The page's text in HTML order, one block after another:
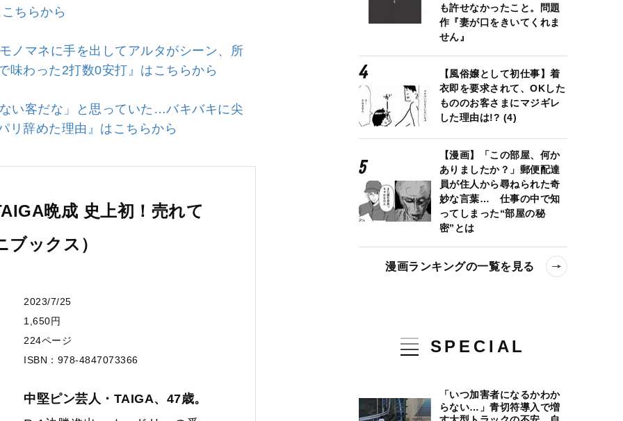
ちらから
ノマネに手を出してアルタがシーン、所
わった2打数0安打』はこちらから
い客だな」と思っていた…バキバキに尖
リ辞めた理由』はこちらから
晩成 史上初！売れて
ックス）
2023/7/25
1,650円
224ページ
ISBN：978-4847073366
中堅ピン芸人・TAIGA、47歳。
も許せなかったこと。問題
作『妻が口をきいてくれま
せん』
【風俗嬢として初仕事】着
衣即を要求されて、OKした
もののお客さまにマジギレ
した理由は!? (4)
【漫画】「この部屋、何か
ありましたか？」郵便配達
員が住人から尋ねられた奇
妙な言葉… 仕事の中で知
ってしまった“部屋の秘
密”とは
漫画ランキングの一覧を見る
SPECIAL
「いつ加害者になるかわか
らない…」青切符導入で増